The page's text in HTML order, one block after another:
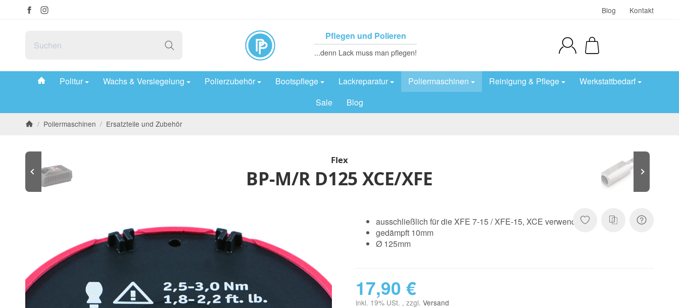
Blog Kontakt
Pflegen und Polieren
...denn Lack muss man pflegen!
#custom.linkHome#
Politur Wachs & Versiegelung Polierzubehör Bootspflege Lackreparatur Poliermaschinen Reinigung & Pflege
Werkstattbedarf
Sale
Blog
/ Poliermaschinen / Ersatzteile und Zubehör
Flex
BP-M/R D125 XCE/XFE
ausschließlich für die XFE 7-15 / XFE-15, XCE verwendbar
gedämpft 10mm
Ø 125mm
17,90 €
inkl. 19% USt. , zzgl. Versand